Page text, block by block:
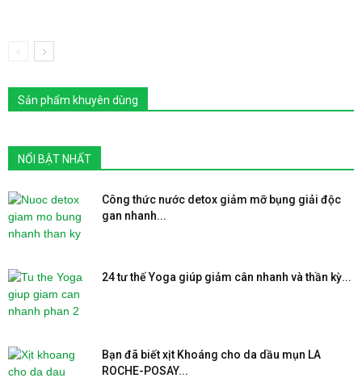
Sản phẩm khuyên dùng
NỔI BẬT NHẤT
Công thức nước detox giảm mỡ bụng giải độc
gan nhanh...
24 tư thế Yoga giúp giảm cân nhanh và thần kỳ...
Bạn đã biết xịt Khoáng cho da dầu mụn LA
ROCHE-POSAY...